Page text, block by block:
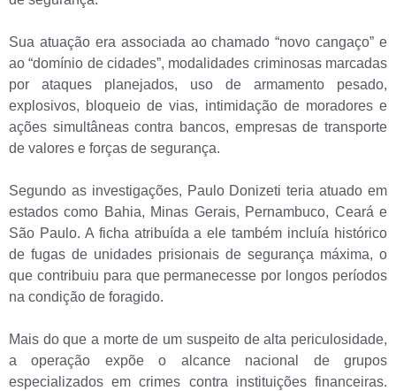
Sua atuação era associada ao chamado “novo cangaço” e
ao “domínio de cidades”, modalidades criminosas marcadas
por ataques planejados, uso de armamento pesado,
explosivos, bloqueio de vias, intimidação de moradores e
ações simultâneas contra bancos, empresas de transporte
de valores e forças de segurança.
Segundo as investigações, Paulo Donizeti teria atuado em
estados como Bahia, Minas Gerais, Pernambuco, Ceará e
São Paulo. A ficha atribuída a ele também incluía histórico
de fugas de unidades prisionais de segurança máxima, o
que contribuiu para que permanecesse por longos períodos
na condição de foragido.
Mais do que a morte de um suspeito de alta periculosidade,
a operação expõe o alcance nacional de grupos
especializados em crimes contra instituições financeiras.